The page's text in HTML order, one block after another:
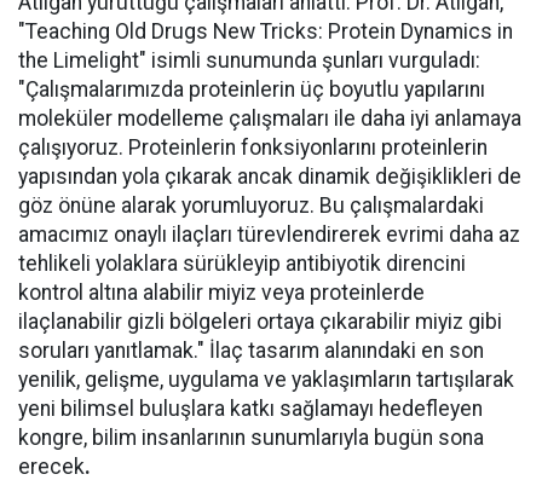
"Teaching Old Drugs New Tricks: Protein Dynamics in
the Limelight" isimli sunumunda şunları vurguladı:
"Çalışmalarımızda proteinlerin üç boyutlu yapılarını
moleküler modelleme çalışmaları ile daha iyi anlamaya
çalışıyoruz. Proteinlerin fonksiyonlarını proteinlerin
yapısından yola çıkarak ancak dinamik değişiklikleri de
göz önüne alarak yorumluyoruz. Bu çalışmalardaki
amacımız onaylı ilaçları türevlendirerek evrimi daha az
tehlikeli yolaklara sürükleyip antibiyotik direncini
kontrol altına alabilir miyiz veya proteinlerde
ilaçlanabilir gizli bölgeleri ortaya çıkarabilir miyiz gibi
soruları yanıtlamak." İlaç tasarım alanındaki en son
yenilik, gelişme, uygulama ve yaklaşımların tartışılarak
yeni bilimsel buluşlara katkı sağlamayı hedefleyen
kongre, bilim insanlarının sunumlarıyla bugün sona
erecek.